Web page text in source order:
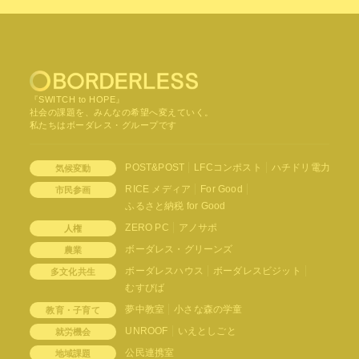
『SWITCH to HOPE』
社会の課題を、みんなの希望へ変えていく。
私たちはボーダレス・グループです
気候変動 POST&POST LFCコンポスト ハチドリ電力
市民参画 RICE メディア
For Good
ふるさと納税 for Good
人権 ZERO PC アノサポ
農業 ボーダレス・グリーンズ
多文化共生 ボーダレスハウス
ボーダレスビジット
むすびば
教育・子育て 夢中教室 小さな森の学童
就労機会 UNROOF いえとしごと
地域課題 公民連携室